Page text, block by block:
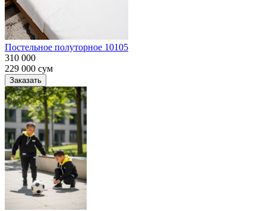
Постельное полуторное 10105
310 000
229 000 сум
Заказать